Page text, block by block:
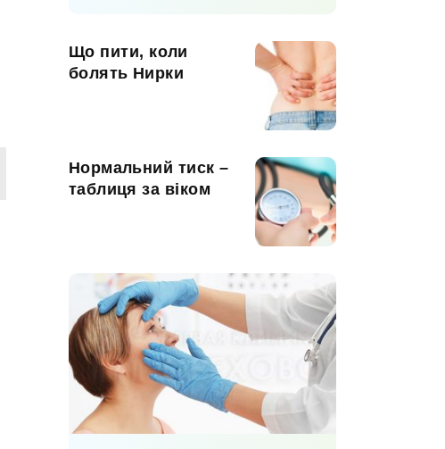
Що пити, коли
болять Нирки
Нормальний тиск –
таблиця за віком